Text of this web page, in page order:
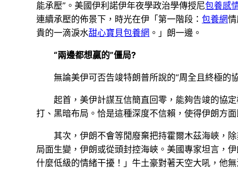
能承壓”。美國伊利諾伊年夜學政治學傳授尼包養感
連續承壓的佈景下，時光在伊「第一階段：包養網
貴的一滴淚水甜心寶貝包養網 。」朗一邊。
“兩邊都想贏的”僵局?
無論美伊可否告竣特朗普所說的“周全且終極的
起首，美伊計謀互信簡直回零，能夠告竣的協
打、黑暗布局。恰是這種深度不信賴，使得伊朗方
其次，伊朗不會等閒廢棄把持霍爾木茲海峽，
局面生變，伊朗或從頭封控海峽。美國專家坦言，
什麼低級的情緒干擾！」牛土豪對著天空大吼，他